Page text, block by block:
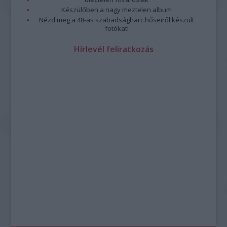
Készülőben a nagy meztelen album
Nézd meg a 48-as szabadságharc hőseiről készült
fotókat!
Hírlevél feliratkozás